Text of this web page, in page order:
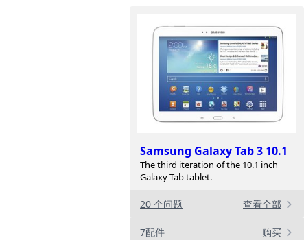
Samsung Galaxy Tab 3 10.1
The third iteration of the 10.1 inch
Galaxy Tab tablet.
20 个问题 查看全部
7配件 购买